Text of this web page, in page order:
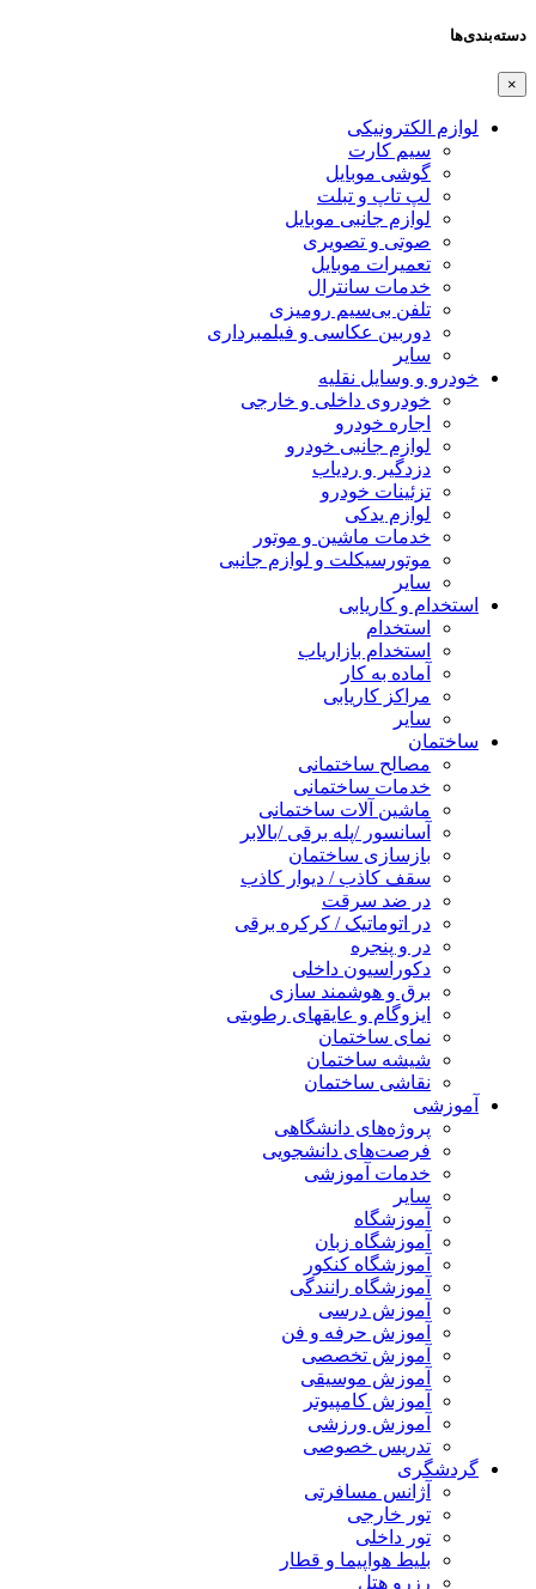
دسته‌بندی‌ها
×
لوازم الکترونیکی
سیم کارت
گوشی موبایل
لپ تاپ و تبلت
لوازم جانبی موبایل
صوتی و تصویری
تعمیرات موبایل
خدمات سانترال
تلفن بی‌سیم رومیزی
دوربین عکاسی و فیلمبرداری
سایر
خودرو و وسایل نقلیه
خودروی داخلی و خارجی
اجاره خودرو
لوازم جانبی خودرو
دزدگیر و ردیاب
تزئینات خودرو
لوازم یدکی
خدمات ماشین و موتور
موتورسیکلت و لوازم جانبی
سایر
استخدام و کاریابی
استخدام
استخدام بازاریاب
آماده به کار
مراکز کاریابی
سایر
ساختمان
مصالح ساختمانی
خدمات ساختمانی
ماشین آلات ساختمانی
آسانسور /پله برقی /بالابر
بازسازی ساختمان
سقف کاذب / دیوار کاذب
در ضد سرقت
در اتوماتیک / کرکره برقی
در و پنجره
دکوراسیون داخلی
برق و هوشمند سازی
ایزوگام و عایقهای رطوبتی
نمای ساختمان
شیشه ساختمان
نقاشی ساختمان
آموزشی
پروژه‌های دانشگاهی
فرصت‌های دانشجویی
خدمات آموزشی
سایر
آموزشگاه
آموزشگاه زبان
آموزشگاه کنکور
آموزشگاه رانندگی
آموزش درسی
آموزش حرفه و فن
آموزش تخصصی
آموزش موسیقی
آموزش کامپیوتر
آموزش ورزشی
تدریس خصوصی
گردشگری
آژانس مسافرتی
تور خارجی
تور داخلی
بلیط هواپیما و قطار
رزرو هتل